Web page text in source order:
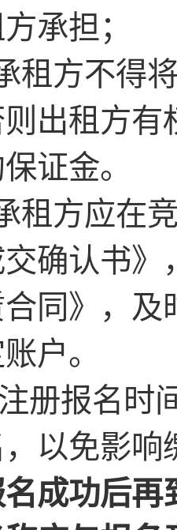
承担；
租方不得
出租方有
证金。
租方应在
确认书》
合同》，
户。
册报名时
以免影响
成功后再